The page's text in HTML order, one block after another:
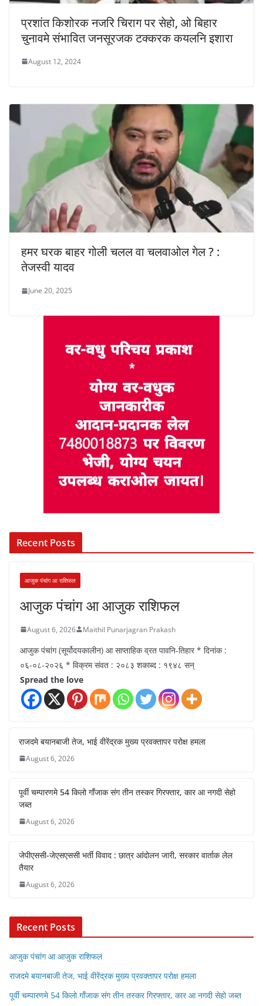
प्रशांत किशोरक नजरि चिराग पर सेहो, ओ बिहार
चुनावमे संभावित जनसूरजक टक्करक कयलनि इशारा
August 12, 2024
हमर घरक बाहर गोली चलल वा चलवाओल गेल ? :
तेजस्वी यादव
June 20, 2025
Recent Posts
आजुक पंचांग आ राशिफल
आजुक पंचांग आ आजुक राशिफल
August 6, 2026 Maithil Punarjagran Prakash
आजुक पंचांग (सूर्योदयकालीन) आ साप्ताहिक व्रत पावनि-तिहार * दिनांक :
०६-०८-२०२६ * विक्रम संवत : २०८३ शकाब्द : १९४८ सन्
Spread the love
राजदमे बयानबाजी तेज, भाई वीरेंद्रक मुख्य प्रवक्तापर परोक्ष हमला
August 6, 2026
पूर्वी चम्पारणमे 54 किलो गाँजाक संग तीन तस्कर गिरफ्तार, कार आ नगदी सेहो
जब्त
August 6, 2026
जेपीएससी-जेएसएससी भर्ती विवाद : छात्र आंदोलन जारी, सरकार वार्ताक लेल
तैयार
August 6, 2026
Recent Posts
आजुक पंचांग आ आजुक राशिफल
राजदमे बयानबाजी तेज, भाई वीरेंद्रक मुख्य प्रवक्तापर परोक्ष हमला
पूर्वी चम्पारणमे 54 किलो गाँजाक संग तीन तस्कर गिरफ्तार, कार आ नगदी सेहो जब्त